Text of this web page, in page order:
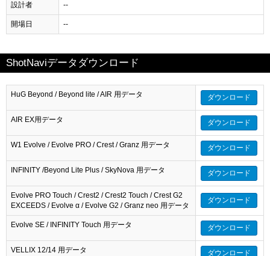
設計者 --
開場日 --
ShotNaviデータダウンロード
HuG Beyond / Beyond lite / AIR 用データ ダウンロード
AIR EX用データ ダウンロード
W1 Evolve / Evolve PRO / Crest / Granz 用データ ダウンロード
INFINITY /Beyond Lite Plus / SkyNova 用データ ダウンロード
Evolve PRO Touch / Crest2 / Crest2 Touch / Crest G2
EXCEEDS / Evolve α / Evolve G2 / Granz neo 用データ
ダウンロード
Evolve SE / INFINITY Touch 用データ ダウンロード
VELLIX 12/14 用データ ダウンロード